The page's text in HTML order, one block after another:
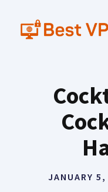
content
JANUARY